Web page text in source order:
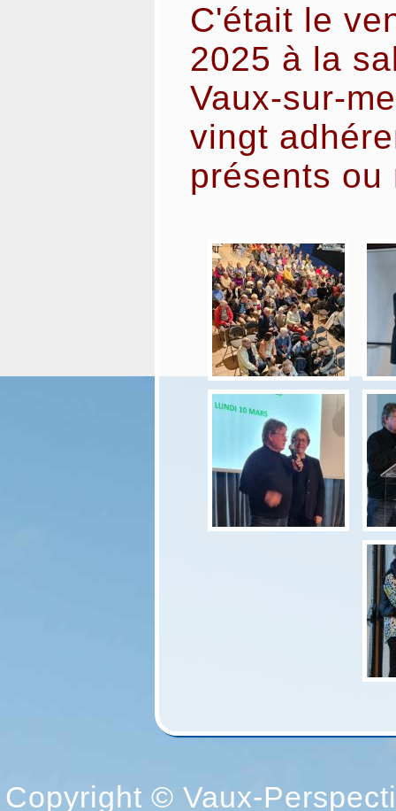
C'était le
2025 à la
Vaux-sur-
vingt
présents ou
Copyright © Vaux-